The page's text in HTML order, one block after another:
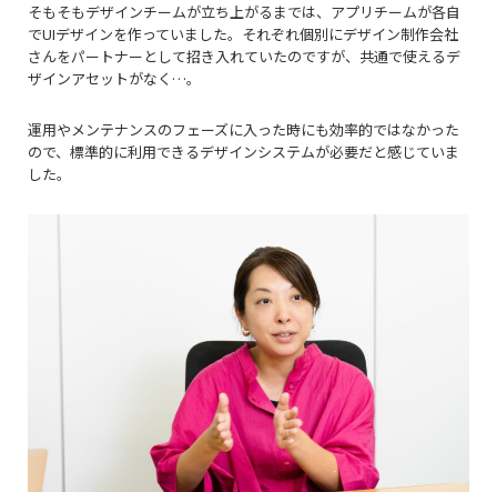
そもそもデザインチームが立ち上がるまでは、アプリチームが各自
でUIデザインを作っていました。それぞれ個別にデザイン制作会社
さんをパートナーとして招き入れていたのですが、共通で使えるデ
ザインアセットがなく…。
運用やメンテナンスのフェーズに入った時にも効率的ではなかった
ので、標準的に利用できるデザインシステムが必要だと感じていま
した。